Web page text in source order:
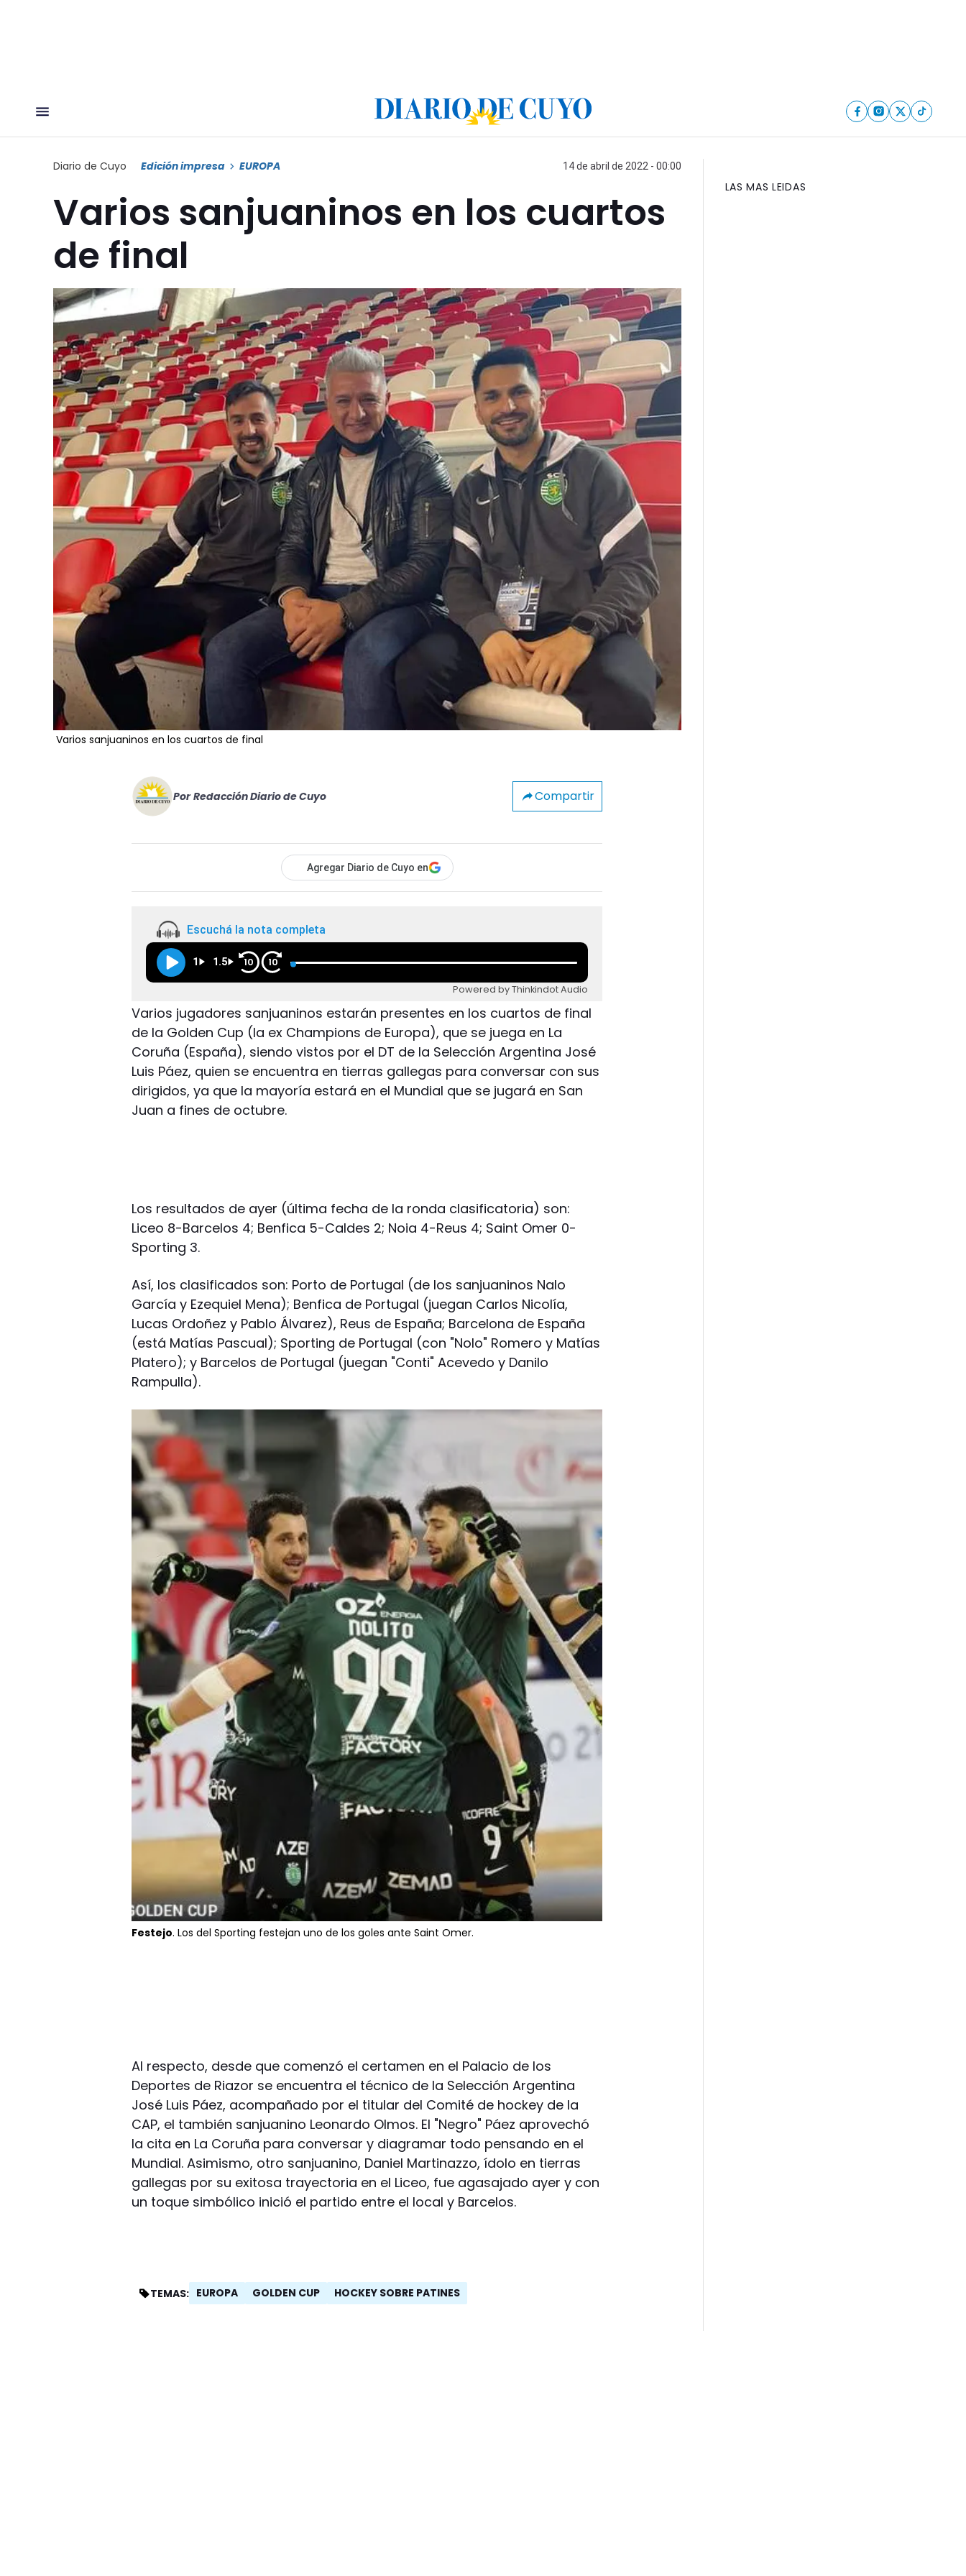
Diario de Cuyo Edición impresa EUROPA 14 de abril de 2022 - 00:00
Varios sanjuaninos en los cuartos
de final
Varios sanjuaninos en los cuartos de final
Por Redacción Diario de Cuyo Compartir
Agregar Diario de Cuyo en
Escuchá la nota completa
1 1.5 10 10
Powered by Thinkindot Audio
Varios jugadores sanjuaninos estarán presentes en los cuartos de final
de la Golden Cup (la ex Champions de Europa), que se juega en La
Coruña (España), siendo vistos por el DT de la Selección Argentina José
Luis Páez, quien se encuentra en tierras gallegas para conversar con sus
dirigidos, ya que la mayoría estará en el Mundial que se jugará en San
Juan a fines de octubre.
Los resultados de ayer (última fecha de la ronda clasificatoria) son:
Liceo 8-Barcelos 4; Benfica 5-Caldes 2; Noia 4-Reus 4; Saint Omer 0-
Sporting 3.
Así, los clasificados son: Porto de Portugal (de los sanjuaninos Nalo
García y Ezequiel Mena); Benfica de Portugal (juegan Carlos Nicolía,
Lucas Ordoñez y Pablo Álvarez), Reus de España; Barcelona de España
(está Matías Pascual); Sporting de Portugal (con "Nolo" Romero y Matías
Platero); y Barcelos de Portugal (juegan "Conti" Acevedo y Danilo
Rampulla).
Festejo. Los del Sporting festejan uno de los goles ante Saint Omer.
Al respecto, desde que comenzó el certamen en el Palacio de los
Deportes de Riazor se encuentra el técnico de la Selección Argentina
José Luis Páez, acompañado por el titular del Comité de hockey de la
CAP, el también sanjuanino Leonardo Olmos. El "Negro" Páez aprovechó
la cita en La Coruña para conversar y diagramar todo pensando en el
Mundial. Asimismo, otro sanjuanino, Daniel Martinazzo, ídolo en tierras
gallegas por su exitosa trayectoria en el Liceo, fue agasajado ayer y con
un toque simbólico inició el partido entre el local y Barcelos.
TEMAS: EUROPA GOLDEN CUP HOCKEY SOBRE PATINES
LAS MAS LEIDAS